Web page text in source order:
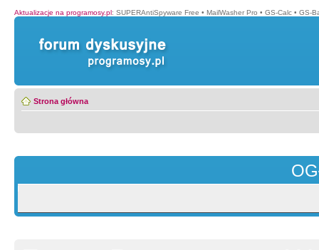
Aktualizacje na programosy.pl: SUPERAntiSpyware Free • MailWasher Pro • GS-Calc • GS-
Strona główna